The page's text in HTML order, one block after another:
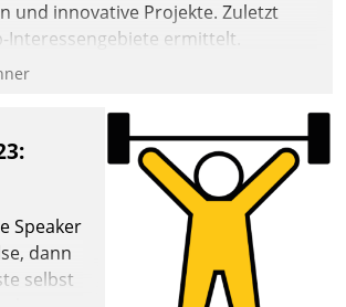
und innovative Projekte. Zuletzt
Interessengebiete ermittelt.
Speaker
dann
selbst